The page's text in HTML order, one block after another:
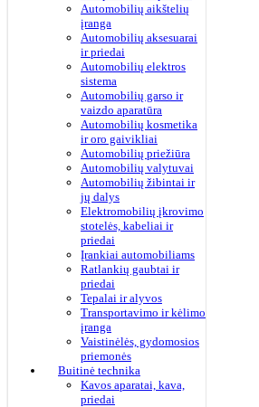
Automobilių aikštelių
įranga
Automobilių aksesuarai
ir priedai
Automobilių elektros
sistema
Automobilių garso ir
vaizdo aparatūra
Automobilių kosmetika
ir oro gaivikliai
Automobilių priežiūra
Automobilių valytuvai
Automobilių žibintai ir
jų dalys
Elektromobilių įkrovimo
stotelės, kabeliai ir
priedai
Įrankiai automobiliams
Ratlankių gaubtai ir
priedai
Tepalai ir alyvos
Transportavimo ir kėlimo
įranga
Vaistinėlės, gydomosios
priemonės
Buitinė technika
Kavos aparatai, kava,
priedai